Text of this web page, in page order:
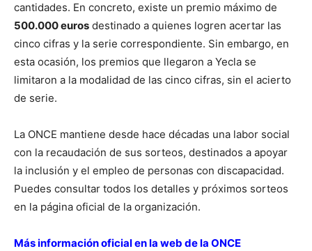
cantidades. En concreto, existe un premio máximo de
500.000 euros destinado a quienes logren acertar las
cinco cifras y la serie correspondiente. Sin embargo, en
esta ocasión, los premios que llegaron a Yecla se
limitaron a la modalidad de las cinco cifras, sin el acierto
de serie.
La ONCE mantiene desde hace décadas una labor social
con la recaudación de sus sorteos, destinados a apoyar
la inclusión y el empleo de personas con discapacidad.
Puedes consultar todos los detalles y próximos sorteos
en la página oficial de la organización.
Más información oficial en la web de la ONCE